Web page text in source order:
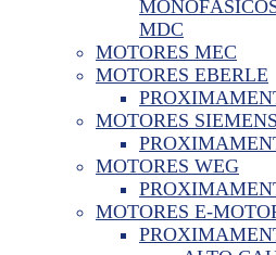
MDC
MOTORES MEC
MOTORES EBERLE
MOTORES SIEMENS
MOTORES WEG
MOTORES E-